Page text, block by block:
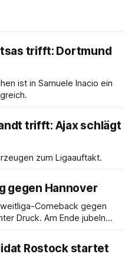
trifft: Dortmund
ist in Samuele Inacio ein
trifft: Ajax schlägt
zum Ligaauftakt.
gegen Hannover
Comeback gegen
Druck. Am Ende jubeln
Rostock startet